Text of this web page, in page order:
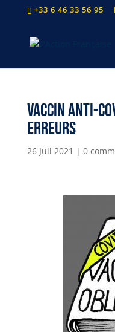
+33 6 46 33 56 95
Vaccin anti-
erreurs
26 Juil 2021 | 0